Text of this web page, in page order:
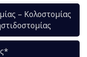
– Κολοστομίας